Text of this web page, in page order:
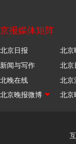
京报媒体矩阵
北京日报 北京
新闻与写作
北京
北晚在线
北京